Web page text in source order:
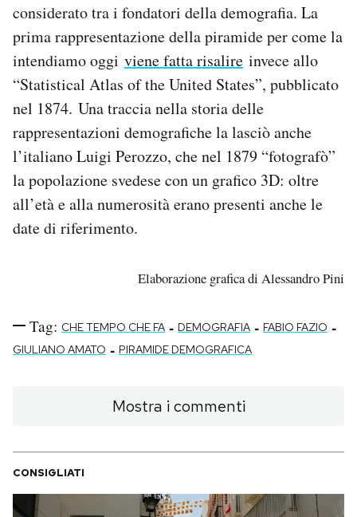
considerato tra i fondatori della demografia. La
prima rappresentazione della piramide per come la
intendiamo oggi viene fatta risalire invece allo
“Statistical Atlas of the United States”, pubblicato
nel 1874. Una traccia nella storia delle
rappresentazioni demografiche la lasciò anche
l’italiano Luigi Perozzo, che nel 1879 “fotografò”
la popolazione svedese con un grafico 3D: oltre
all’età e alla numerosità erano presenti anche le
date di riferimento.
Elaborazione grafica di Alessandro Pini
Tag: CHE TEMPO CHE FA - DEMOGRAFIA - FABIO FAZIO -
GIULIANO AMATO - PIRAMIDE DEMOGRAFICA
Mostra i commenti
CONSIGLIATI